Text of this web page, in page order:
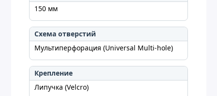
150 мм
Схема отверстий
Мультиперфорация (Universal Multi-hole)
Крепление
Липучка (Velcro)